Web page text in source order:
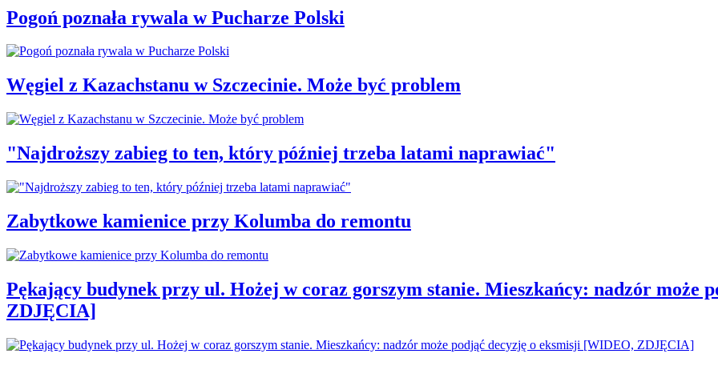
Pogoń poznała rywala w Pucharze Polski
Węgiel z Kazachstanu w Szczecinie. Może być problem
"Najdroższy zabieg to ten, który później trzeba latami naprawiać"
Zabytkowe kamienice przy Kolumba do remontu
Pękający budynek przy ul. Hożej w coraz gorszym stanie. Mieszkańcy: nadzór może
ZDJĘCIA]